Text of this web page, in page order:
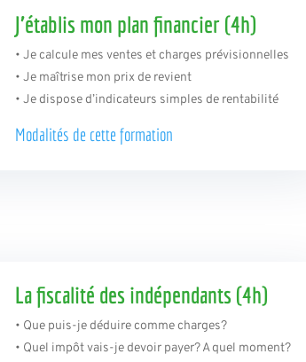
J’établis mon plan financier (4h)
• Je calcule mes ventes et charges prévisionnelles
• Je maîtrise mon prix de revient
• Je dispose d’indicateurs simples de rentabilité
Modalités de cette formation
La fiscalité des indépendants (4h)
• Que puis-je déduire comme charges?
• Quel impôt vais-je devoir payer? A quel moment?